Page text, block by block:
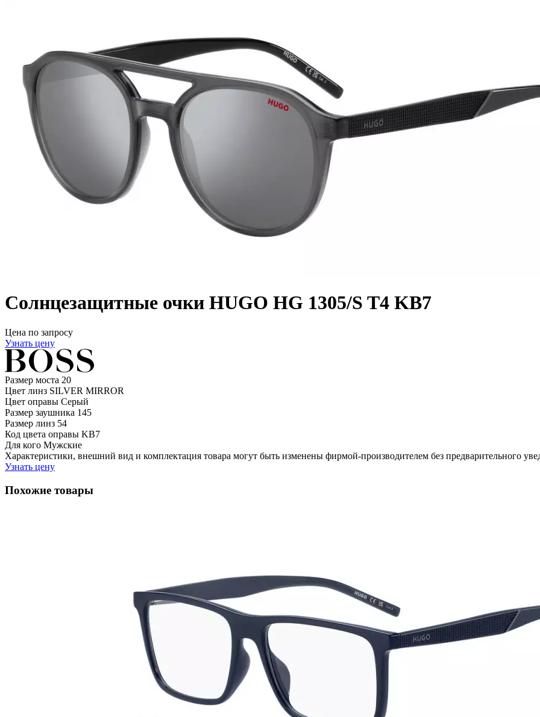
Солнцезащитные очки HUGO HG 1305/S T4 KB7
Цена по запросу
Узнать цену
Размер моста 20
Цвет линз SILVER MIRROR
Цвет оправы Серый
Размер заушника 145
Размер линз 54
Код цвета оправы KB7
Для кого Мужские
Характеристики, внешний вид и комплектация товара могут быть изменены фирмой-производителем без предварительного
Узнать цену
Похожие товары